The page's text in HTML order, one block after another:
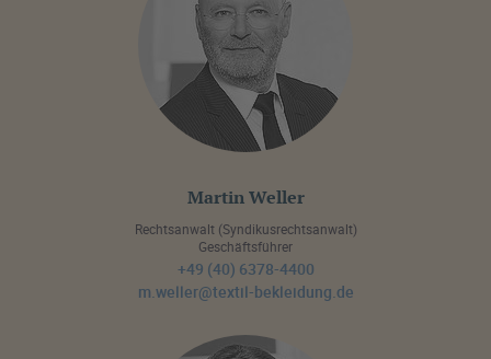
Martin Weller
Rechtsanwalt (Syndikusrechtsanwalt)
Geschäftsführer
+49 (40) 6378-4400
m.weller@textil-bekleidung.de